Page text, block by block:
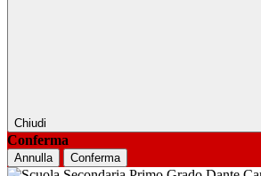
Chiudi
Conferma
Annulla Conferma